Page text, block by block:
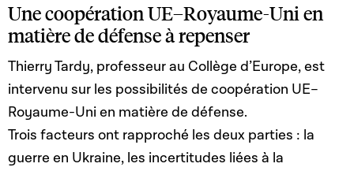
Une coopération UE–Royaume-Uni en
matière de défense à repenser
Thierry Tardy, professeur au Collège d’Europe, est
intervenu sur les possibilités de coopération UE–
Royaume-Uni en matière de défense.
Trois facteurs ont rapproché les deux parties : la
guerre en Ukraine, les incertitudes liées à la